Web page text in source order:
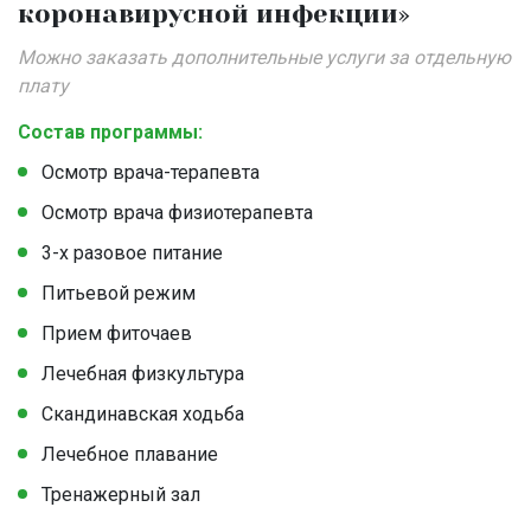
коронавирусной инфекции»
Можно заказать дополнительные услуги за отдельную
плату
Состав программы:
Осмотр врача-терапевта
Осмотр врача физиотерапевта
3-х разовое питание
Питьевой режим
Прием фиточаев
Лечебная физкультура
Скандинавская ходьба
Лечебное плавание
Тренажерный зал